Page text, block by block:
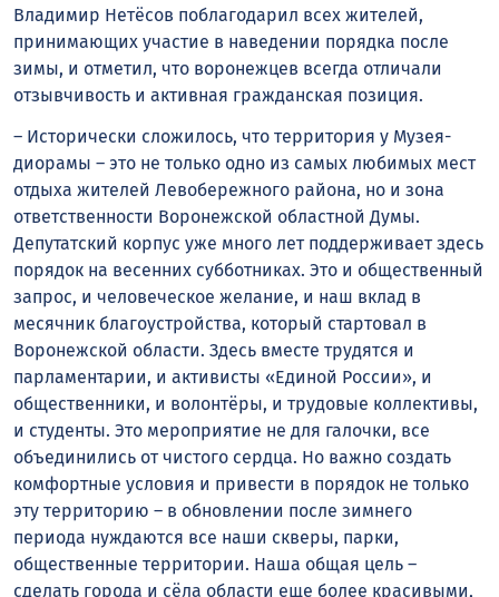
Владимир Нетёсов поблагодарил всех жителей,
принимающих участие в наведении порядка после
зимы, и отметил, что воронежцев всегда отличали
отзывчивость и активная гражданская позиция.
– Исторически сложилось, что территория у Музея-
диорамы – это не только одно из самых любимых мест
отдыха жителей Левобережного района, но и зона
ответственности Воронежской областной Думы.
Депутатский корпус уже много лет поддерживает здесь
порядок на весенних субботниках. Это и общественный
запрос, и человеческое желание, и наш вклад в
месячник благоустройства, который стартовал в
Воронежской области. Здесь вместе трудятся и
парламентарии, и активисты «Единой России», и
общественники, и волонтёры, и трудовые коллективы,
и студенты. Это мероприятие не для галочки, все
объединились от чистого сердца. Но важно создать
комфортные условия и привести в порядок не только
эту территорию – в обновлении после зимнего
периода нуждаются все наши скверы, парки,
общественные территории. Наша общая цель –
сделать города и сёла области еще более красивыми,